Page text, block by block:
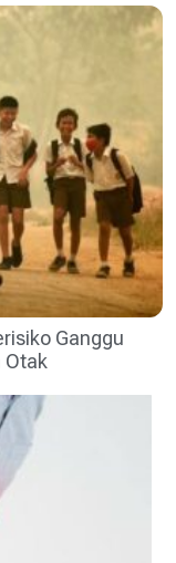
Ganggu
Otak